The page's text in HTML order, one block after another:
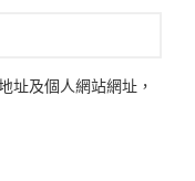
址及個人網站網址，